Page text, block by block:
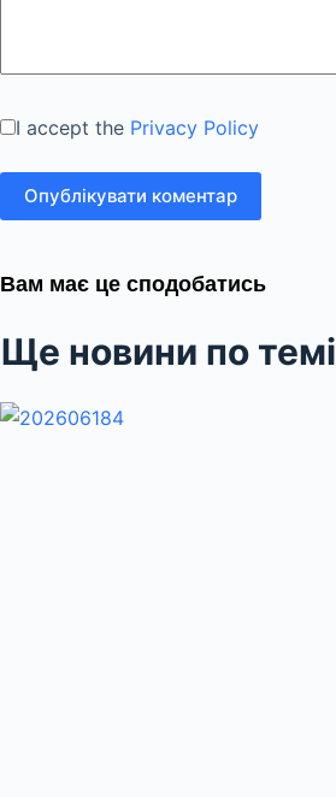
I accept the Privacy Policy
Опублікувати коментар
Вам має це сподобатись
Ще новини по темі